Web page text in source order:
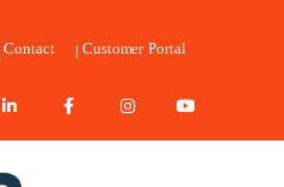
Contact Customer Portal